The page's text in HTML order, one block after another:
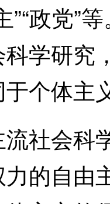
”“政党”
学研究
个体主
会科
的自由